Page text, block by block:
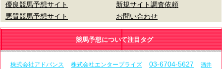
優良競馬予想サイト
悪質競馬予想サイト
新規サイト調査依頼
お問い合わせ
競馬予想について注目タグ
株式会社アドバンス 株式会社エンタープライズ 03-6704-5627 酒井